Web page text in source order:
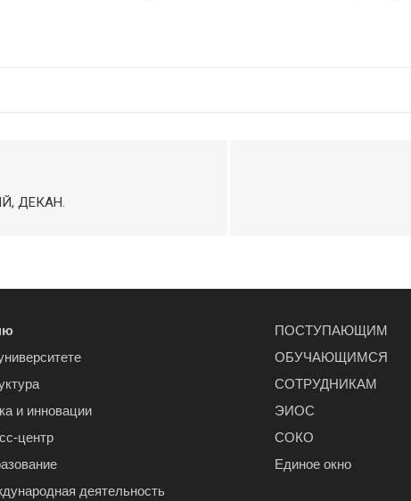
ДЕКАН.
и инновации
центр
деятельность
ПОСТУПАЮЩИМ
ОБУЧАЮЩИМСЯ
СОТРУДНИКАМ
ЭИОС
СОКО
Единое окно